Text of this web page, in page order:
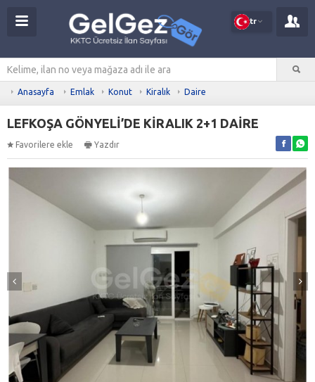
tr
Anasayfa Emlak Konut Kiralık Daire
LEFKOŞA GÖNYELİ’DE KİRALIK 2+1 DAİRE
Favorilere ekle Yazdır